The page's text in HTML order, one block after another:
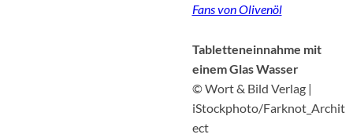
Fans von Olivenöl
Tabletteneinnahme mit
einem Glas Wasser
© Wort & Bild Verlag |
iStockphoto/Farknot_Archit
ect